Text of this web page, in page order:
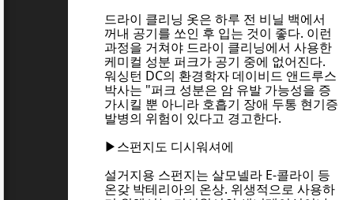
드라이 클리닝 옷은 하루 전 비닐 백에서
꺼내 공기를 쏘인 후 입는 것이 좋다. 이런
과정을 거쳐야 드라이 클리닝에서 사용한
케미컬 성분 퍼크가 공기 중에 없어진다.
워싱턴 DC의 환경학자 데이비드 앤드루스
박사는 "퍼크 성분은 암 유발 가능성을 증
가시킬 뿐 아니라 호흡기 장애 두통 현기증
발병의 위험이 있다고 경고한다.
▶스펀지도 디시워셔에
설거지용 스펀지는 살모넬라 E-콜라이 등
온갖 박테리아의 온상. 위생적으로 사용하